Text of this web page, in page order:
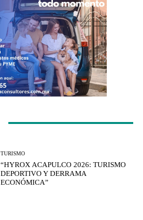
TURISMO
“HYROX ACAPULCO 2026: TURISMO
DEPORTIVO Y DERRAMA
ECONÓMICA”